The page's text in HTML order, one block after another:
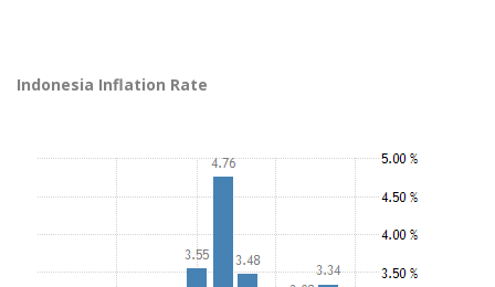
Indonesia Inflation Rate